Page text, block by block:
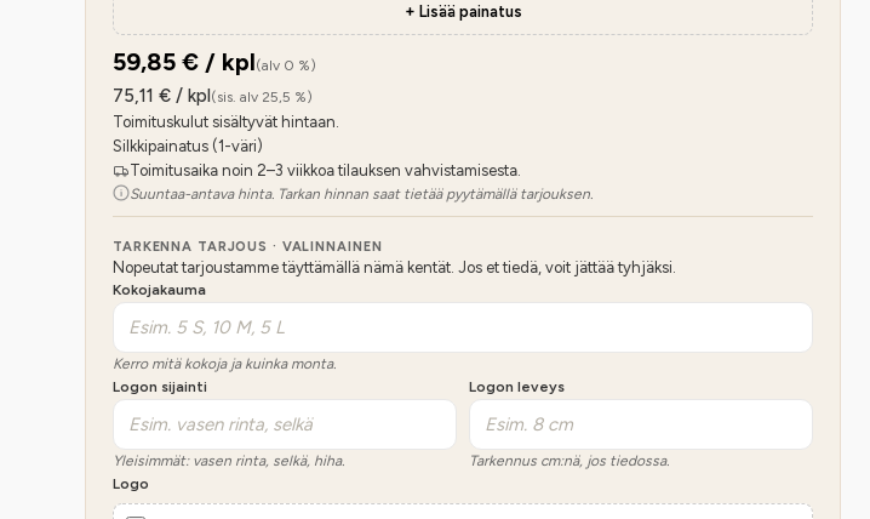
+ Lisää painatus
59,85 € / kpl(alv 0 %)
75,11 € / kpl(sis. alv 25,5 %)
Toimituskulut sisältyvät hintaan.
Silkkipainatus (1-väri)
Toimitusaika noin 2–3 viikkoa tilauksen vahvistamisesta.
Suuntaa-antava hinta. Tarkan hinnan saat tietää pyytämällä tarjouksen.
TARKENNA TARJOUS · VALINNAINEN
Nopeutat tarjoustamme täyttämällä nämä kentät. Jos et tiedä, voit jättää tyhjäksi.
Kokojakauma
Kerro mitä kokoja ja kuinka monta.
Logon sijainti
Yleisimmät: vasen rinta, selkä, hiha.
Logon leveys
Tarkennus cm:nä, jos tiedossa.
Logo